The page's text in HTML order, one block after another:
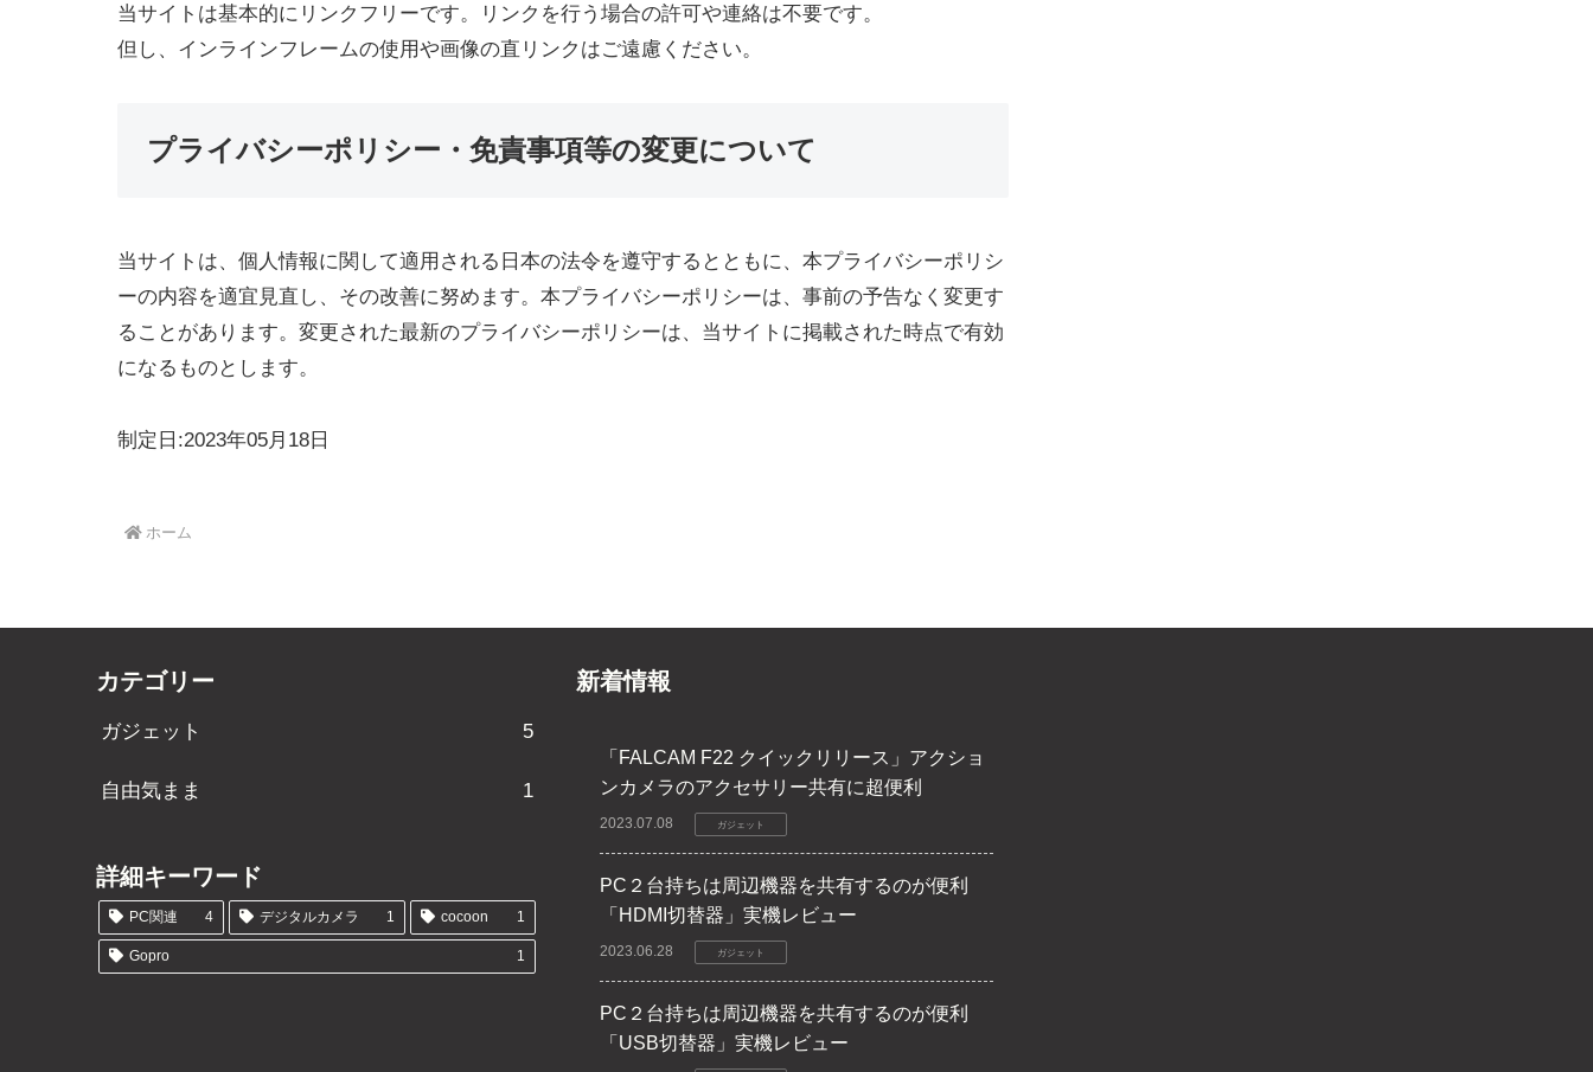
当サイトは基本的にリンクフリーです。リンクを行う場合の許可や連絡は不要です。
但し、インラインフレームの使用や画像の直リンクはご遠慮ください。
プライバシーポリシー・免責事項等の変更について
当サイトは、個人情報に関して適用される日本の法令を遵守するとともに、本プライバシーポリシ
ーの内容を適宜見直し、その改善に努めます。本プライバシーポリシーは、事前の予告なく変更す
ることがあります。変更された最新のプライバシーポリシーは、当サイトに掲載された時点で有効
になるものとします。
制定日:2023年05月18日
ホーム
カテゴリー
ガジェット 5
自由気まま 1
詳細キーワード
PC関連 4 デジタルカメラ 1 cocoon 1
Gopro 1
新着情報
「FALCAM F22 クイックリリース」アクショ
ンカメラのアクセサリー共有に超便利
2023.07.08 ガジェット
PC２台持ちは周辺機器を共有するのが便利
「HDMI切替器」実機レビュー
2023.06.28 ガジェット
PC２台持ちは周辺機器を共有するのが便利
「USB切替器」実機レビュー